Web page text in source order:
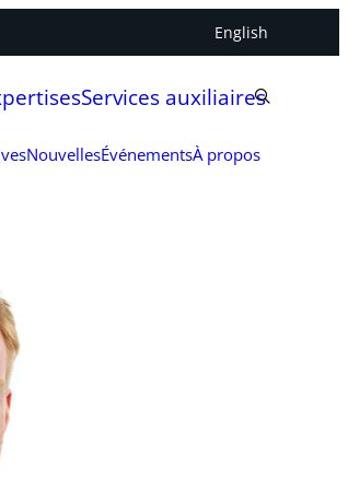
English
Services auxiliaires
NouvellesÉvénementsÀ propos